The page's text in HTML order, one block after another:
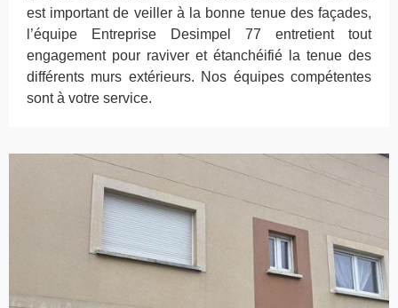
est important de veiller à la bonne tenue des façades,
l’équipe Entreprise Desimpel 77 entretient tout
engagement pour raviver et étanchéifié la tenue des
différents murs extérieurs. Nos équipes compétentes
sont à votre service.